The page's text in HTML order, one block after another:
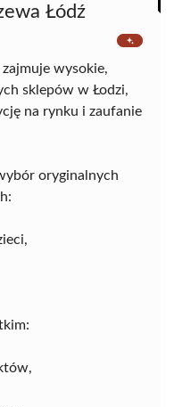
Łódź
zajmuje wysokie,
sklepów w Łodzi,
na rynku i zaufanie
oryginalnych